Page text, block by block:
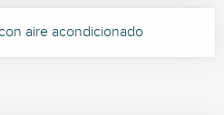
aire acondicionado